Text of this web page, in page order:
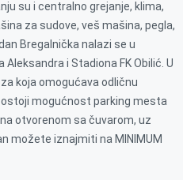
su i centralno grejanje, klima,
za sudove, veš mašina, pegla,
Bregalnička nalazi se u
i Stadiona FK Obilić. U
koja omogućava odličnu
mogućnost parking mesta
otvorenom sa čuvarom, uz
možete iznajmiti na MINIMUM